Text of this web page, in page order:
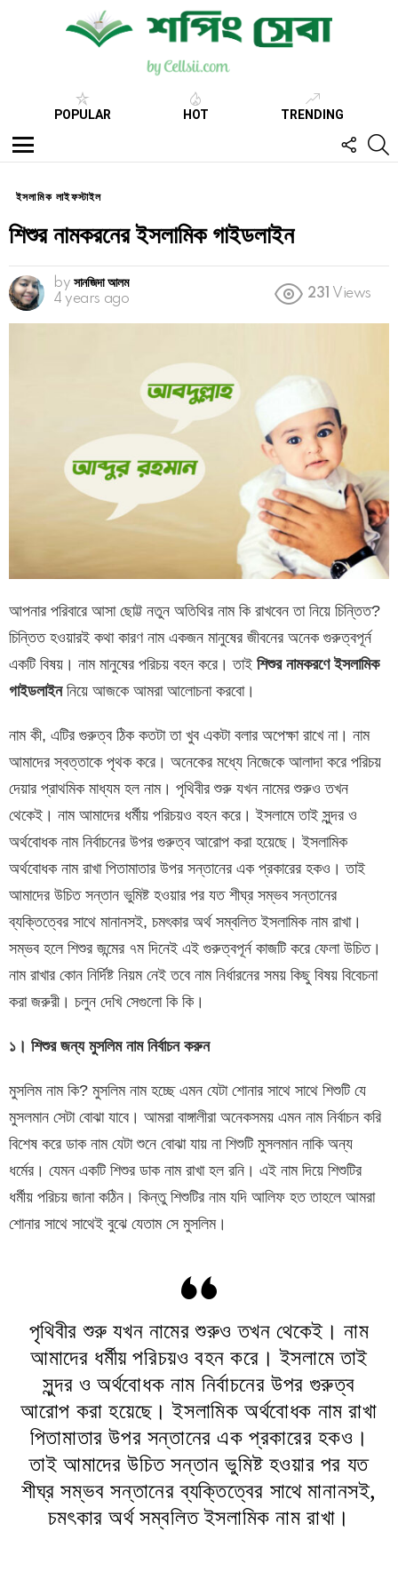
POPULAR HOT TRENDING
Menu
US
ইসলামিক লাইফস্টাইল
শিশুর নামকরনের ইসলামিক গাইডলাইন
by সানজিদা আলম
4 years ago
231 Views
আপনার পরিবারে আসা ছোট্ট নতুন অতিথির নাম কি রাখবেন তা নিয়ে চিন্তিত?
চিন্তিত হওয়ারই কথা কারণ নাম একজন মানুষের জীবনের অনেক গুরুত্বপূর্ন
একটি বিষয়। নাম মানুষের পরিচয় বহন করে। তাই শিশুর নামকরণে ইসলামিক
গাইডলাইননিয়ে আজকে আমরা আলোচনা করবো।
নাম কী, এটির গুরুত্ব ঠিক কতটা তা খুব একটা বলার অপেক্ষা রাখে না। নাম
আমাদের স্বত্তাকে পৃথক করে। অনেকের মধ্যে নিজেকে আলাদা করে পরিচয়
দেয়ার প্রাথমিক মাধ্যম হল নাম। পৃথিবীর শুরু যখন নামের শুরুও তখন
থেকেই। নাম আমাদের ধর্মীয় পরিচয়ও বহন করে। ইসলামে তাই সুন্দর ও
অর্থবোধক নাম নির্বাচনের উপর গুরুত্ব আরোপ করা হয়েছে। ইসলামিক
অর্থবোধক নাম রাখা পিতামাতার উপর সন্তানের এক প্রকারের হকও। তাই
আমাদের উচিত সন্তান ভুমিষ্ট হওয়ার পর যত শীঘ্র সম্ভব সন্তানের
ব্যক্তিত্বের সাথে মানানসই, চমৎকার অর্থ সম্বলিত ইসলামিক নাম রাখা।
সম্ভব হলে শিশুর জন্মের ৭ম দিনেই এই গুরুত্বপূর্ন কাজটি করে ফেলা উচিত।
নাম রাখার কোন নির্দিষ্ট নিয়ম নেই তবে নাম নির্ধারনের সময় কিছু বিষয় বিবেচনা
করা জরুরী। চলুন দেখি সেগুলো কি কি।
১। শিশুর জন্য মুসলিম নাম নির্বাচন করুন
মুসলিম নাম কি? মুসলিম নাম হচ্ছে এমন যেটা শোনার সাথে সাথে শিশুটি যে
মুসলমান সেটা বোঝা যাবে। আমরা বাঙ্গালীরা অনেকসময় এমন নাম নির্বাচন করি
বিশেষ করে ডাক নাম যেটা শুনে বোঝা যায় না শিশুটি মুসলমান নাকি অন্য
ধর্মের। যেমন একটি শিশুর ডাক নাম রাখা হল রনি। এই নাম দিয়ে শিশুটির
ধর্মীয় পরিচয় জানা কঠিন। কিন্তু শিশুটির নাম যদি আলিফ হত তাহলে আমরা
শোনার সাথে সাথেই বুঝে যেতাম সে মুসলিম।
পৃথিবীর শুরু যখন নামের শুরুও তখন থেকেই। নাম
আমাদের ধর্মীয় পরিচয়ও বহন করে। ইসলামে তাই
সুন্দর ও অর্থবোধক নাম নির্বাচনের উপর গুরুত্ব
আরোপ করা হয়েছে। ইসলামিক অর্থবোধক নাম রাখা
পিতামাতার উপর সন্তানের এক প্রকারের হকও।
তাই আমাদের উচিত সন্তান ভুমিষ্ট হওয়ার পর যত
শীঘ্র সম্ভব সন্তানের ব্যক্তিত্বের সাথে মানানসই,
চমৎকার অর্থ সম্বলিত ইসলামিক নাম রাখা।